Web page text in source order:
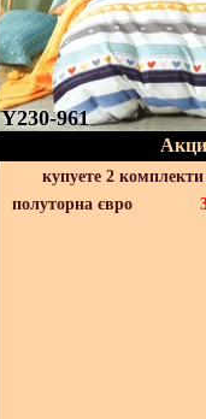
Y230-961
купуете 2
полуторна євро